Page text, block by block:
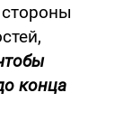
конца